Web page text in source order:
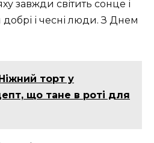
завжди світить сонце і
добрі і чесні люди. З Днем
торт у
що тане в роті для